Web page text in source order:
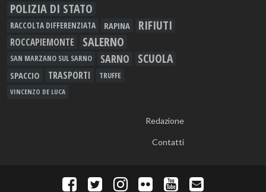
POLIZIA DI STATO
RACCOLTA DIFFERENZIATA RAPINA RIFIUTI
ROCCAPIEMONTE SALERNO
SAN MARZANO SUL SARNO SARNO SCUOLA
SPACCIO TRASPORTI TRUFFE
VINCENZO DE LUCA
Redazione
Contatti